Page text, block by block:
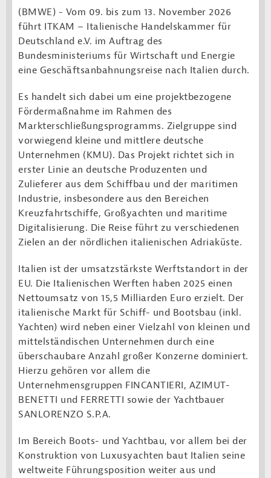
(BMWE) - Vom 09. bis zum 13. November 2026
führt ITKAM – Italienische Handelskammer für
Deutschland e.V. im Auftrag des
Bundesministeriums für Wirtschaft und Energie
eine Geschäftsanbahnungsreise nach Italien durch.
Es handelt sich dabei um eine projektbezogene
Fördermaßnahme im Rahmen des
Markterschließungsprogramms. Zielgruppe sind
vorwiegend kleine und mittlere deutsche
Unternehmen (KMU). Das Projekt richtet sich in
erster Linie an deutsche Produzenten und
Zulieferer aus dem Schiffbau und der maritimen
Industrie, insbesondere aus den Bereichen
Kreuzfahrtschiffe, Großyachten und maritime
Digitalisierung. Die Reise führt zu verschiedenen
Zielen an der nördlichen italienischen Adriaküste.
Italien ist der umsatzstärkste Werftstandort in der
EU. Die Italienischen Werften haben 2025 einen
Nettoumsatz von 15,5 Milliarden Euro erzielt. Der
italienische Markt für Schiff- und Bootsbau (inkl.
Yachten) wird neben einer Vielzahl von kleinen und
mittelständischen Unternehmen durch eine
überschaubare Anzahl großer Konzerne dominiert.
Hierzu gehören vor allem die
Unternehmensgruppen FINCANTIERI, AZIMUT-
BENETTI und FERRETTI sowie der Yachtbauer
SANLORENZO S.P.A.
Im Bereich Boots- und Yachtbau, vor allem bei der
Konstruktion von Luxusyachten baut Italien seine
weltweite Führungsposition weiter aus und